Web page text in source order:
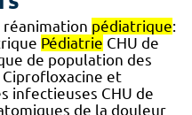
pédiatrique:
Pédiatrie CHU de
de population des
et
infectieuses CHU de
de la douleur